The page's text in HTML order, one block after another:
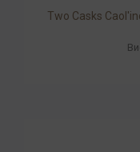
Two Casks